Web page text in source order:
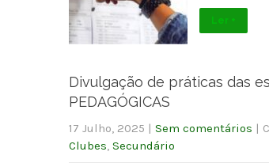
Ler +
Divulgação de práticas das
PEDAGÓGICAS
17 Julho, 2025 | Sem comentários |
Clubes, Secundário